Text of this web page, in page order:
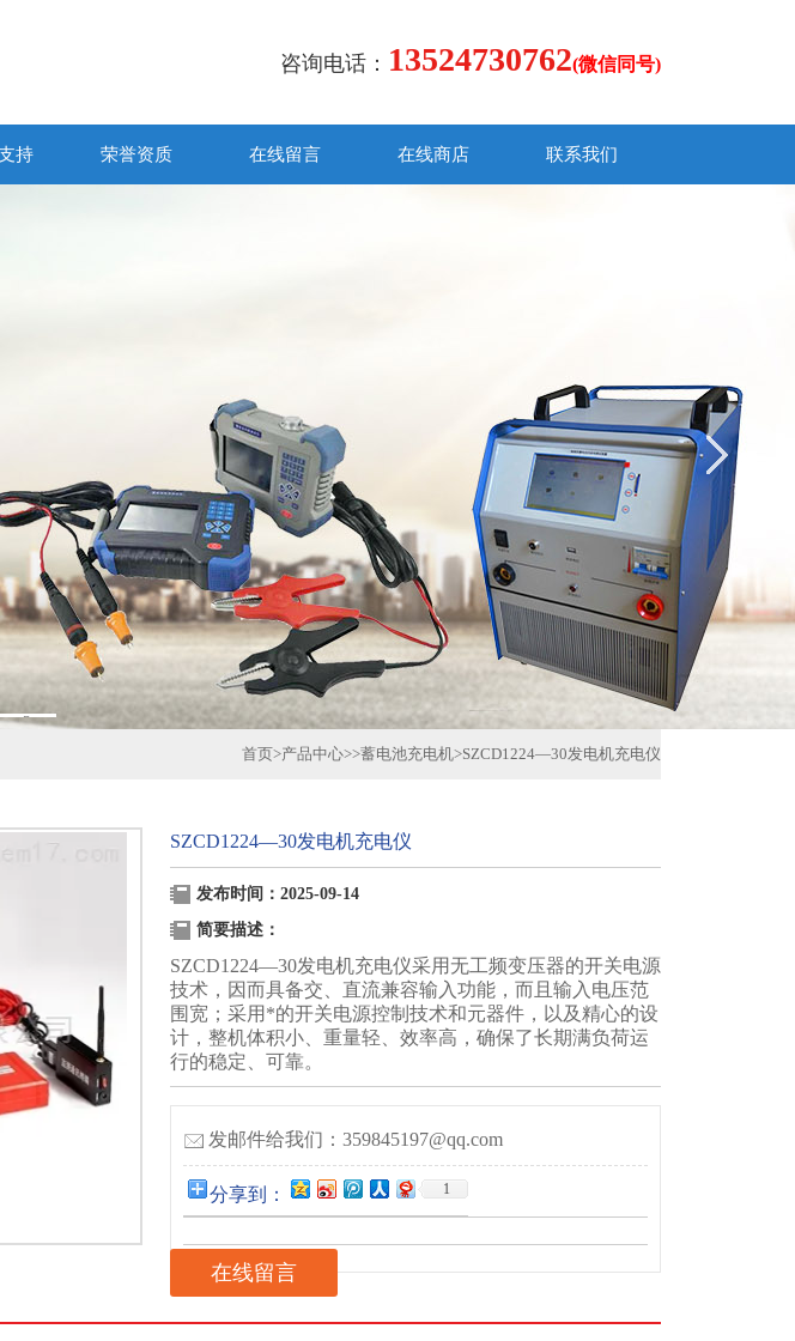
咨询电话： 13524730762(微信同号)
持 荣誉资质 在线留言 在线商店 联系我们
2
首页>产品中心>>蓄电池充电机>SZCD1224—30发电机充电仪
SZCD1224—30发电机充电仪
发布时间：2025-09-14
简要描述：
SZCD1224—30发电机充电仪采用无工频变压器的开关电源
技术，因而具备交、直流兼容输入功能，而且输入电压范
围宽；采用*的开关电源控制技术和元器件，以及精心的设
计，整机体积小、重量轻、效率高，确保了长期满负荷运
行的稳定、可靠。
发邮件给我们：359845197@qq.com
分享到： 1
在线留言